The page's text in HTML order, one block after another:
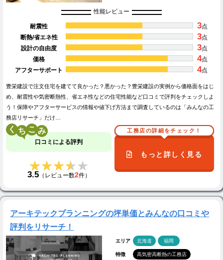
性能レビュー
耐震性 3点
断熱/省エネ性
3点
設計の自由度
3点
価格
4点
アフターサポート
4点
豊栄建設で注文住宅を建てて良かった？悪かった？豊栄建設の実例から価格面をはじ
め、耐震性や気密断熱性、省エネ性などの住宅性能など口コミで評判をチェックしよ
う！保障やアフターサービスの情報や値下げ方法まで調査しているのは「みんなの工
務店リサーチ」だけ…
く こ
口コミによる評判
★★★★★
★★★★★
3.5（レビュー数2件）
工務店の詳細をチェック！
もっと詳しく見る
アーキテックプランニングの坪単価とみんなの口コミや
評判をリサーチ！
エリア 北海道 福岡
特徴 高気密高断熱の工務店